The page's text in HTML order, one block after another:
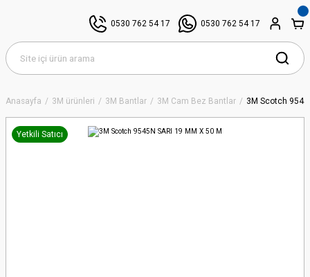
0530 762 54 17 0530 762 54 17
Anasayfa 3M ürünleri 3M Bantlar 3M Cam Bez Bantlar 3M Scotch
Yetkili Satıcı